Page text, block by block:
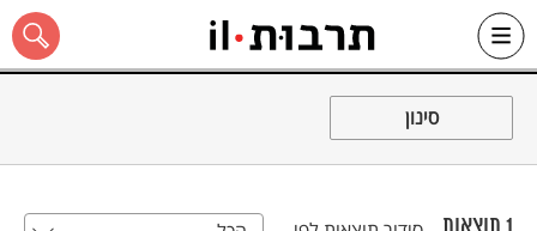
Skip
סינון